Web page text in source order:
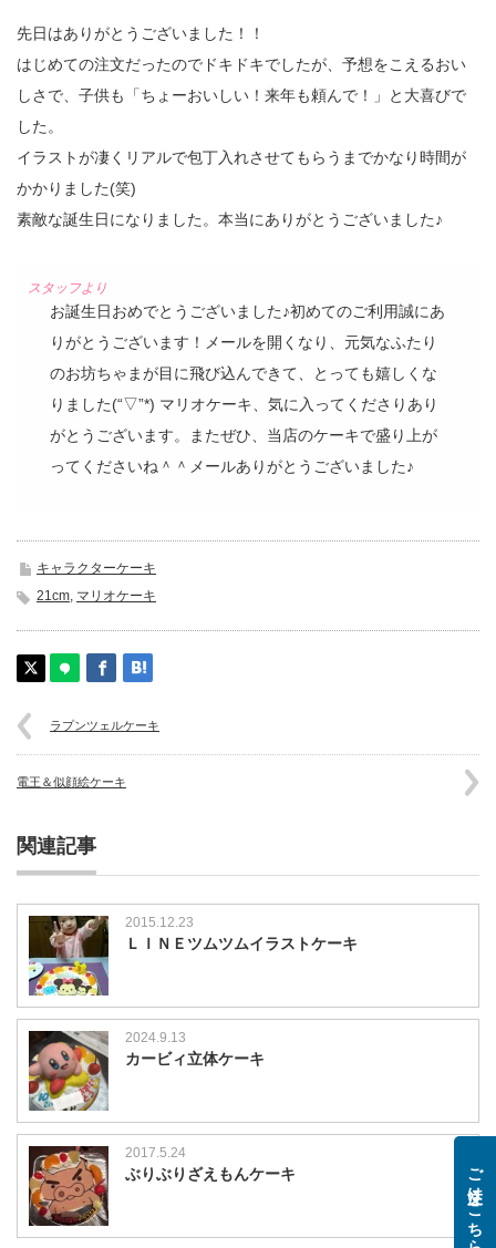
先日はありがとうございました！！
はじめての注文だったのでドキドキでしたが、予想をこえるおい
しさで、子供も「ちょーおいしい！来年も頼んで！」と大喜びで
した。
イラストが凄くリアルで包丁入れさせてもらうまでかなり時間が
かかりました(笑)
素敵な誕生日になりました。本当にありがとうございました♪
お誕生日おめでとうございました♪初めてのご利用誠にあ
りがとうございます！メールを開くなり、元気なふたり
のお坊ちゃまが目に飛び込んできて、とっても嬉しくな
りました(“▽”*) マリオケーキ、気に入ってくださりあり
がとうございます。またぜひ、当店のケーキで盛り上が
ってくださいね＾＾メールありがとうございました♪
キャラクターケーキ
21cm, マリオケーキ
ラプンツェルケーキ
電王＆似顔絵ケーキ
関連記事
2015.12.23
ＬＩＮＥツムツムイラストケーキ
2024.9.13
カービィ立体ケーキ
2017.5.24
ぶりぶりざえもんケーキ ご注文はこちら